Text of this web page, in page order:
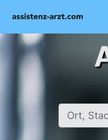
Ort, Stadt